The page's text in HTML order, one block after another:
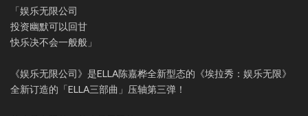
「娱乐无限公司
投资幽默可以回甘
快乐决不会一般般」
《娱乐无限公司》是ELLA陈嘉桦全新型态的《埃拉秀：娱乐无限》
全新订造的「ELLA三部曲」压轴第三弹！